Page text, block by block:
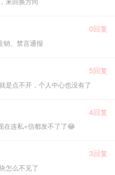
0回复
销、禁言通报
5回复
是点不开，个人中心也没有了
4回复
在连私+信都发不了了😂
3回复
怎么不见了